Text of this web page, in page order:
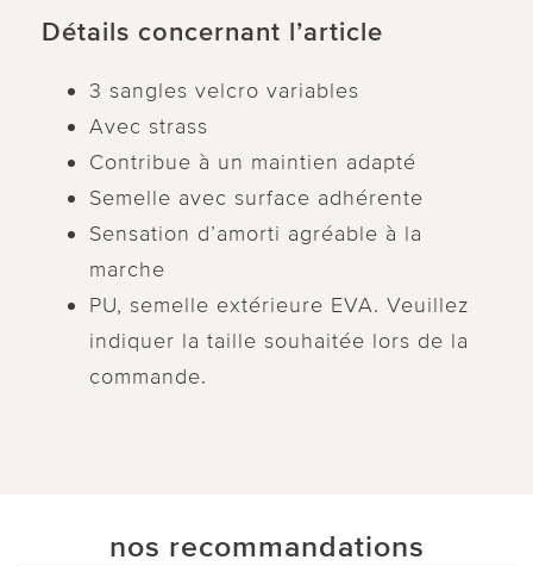
Détails concernant l’article
3 sangles velcro variables
Avec strass
Contribue à un maintien adapté
Semelle avec surface adhérente
Sensation d’amorti agréable à la
marche
PU, semelle extérieure EVA. Veuillez
indiquer la taille souhaitée lors de la
commande.
nos recommandations